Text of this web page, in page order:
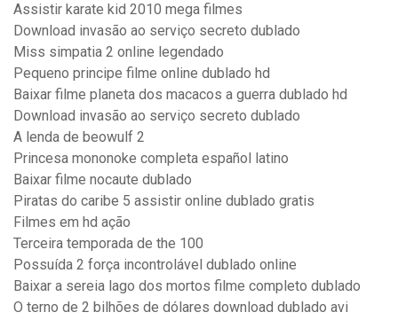
Assistir karate kid 2010 mega filmes
Download invasão ao serviço secreto dublado
Miss simpatia 2 online legendado
Pequeno principe filme online dublado hd
Baixar filme planeta dos macacos a guerra dublado hd
Download invasão ao serviço secreto dublado
A lenda de beowulf 2
Princesa mononoke completa español latino
Baixar filme nocaute dublado
Piratas do caribe 5 assistir online dublado gratis
Filmes em hd ação
Terceira temporada de the 100
Possuída 2 força incontrolável dublado online
Baixar a sereia lago dos mortos filme completo dublado
O terno de 2 bilhões de dólares download dublado avi